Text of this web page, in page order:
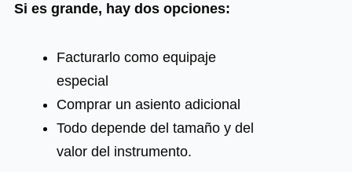
Si es grande, hay dos opciones:
Facturarlo como equipaje
especial
Comprar un asiento adicional
Todo depende del tamaño y del
valor del instrumento.